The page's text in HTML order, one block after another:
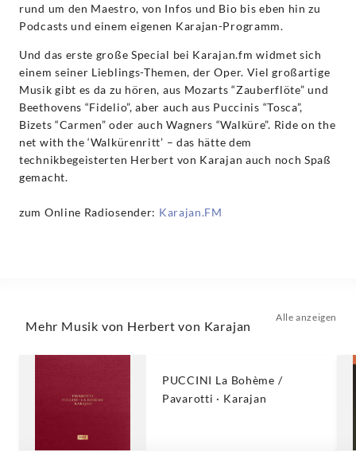
rund um den Maestro, von Infos und Bio bis eben hin zu
Podcasts und einem eigenen Karajan-Programm.
Und das erste große Special bei Karajan.fm widmet sich
einem seiner Lieblings-Themen, der Oper. Viel großartige
Musik gibt es da zu hören, aus Mozarts “Zauberflöte” und
Beethovens “Fidelio”, aber auch aus Puccinis “Tosca”,
Bizets “Carmen” oder auch Wagners “Walküre”. Ride on the
net with the ‘Walkürenritt’ – das hätte dem
technikbegeisterten Herbert von Karajan auch noch Spaß
gemacht.
zum Online Radiosender: Karajan.FM
Mehr Musik von Herbert von Karajan
Alle anzeigen
PUCCINI La Bohème /
Pavarotti · Karajan